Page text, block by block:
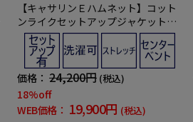
【キャサリンＥハムネット】コット
ンライクセットアップジャケットウ
ォッシャブルストレッチ春夏
価格： 24,200円 (税込)
18%off
WEB価格： 19,900円 (税込)